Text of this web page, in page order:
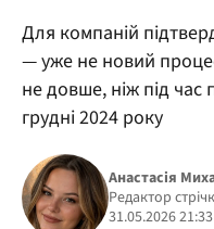
Політика
Для компаній
— уже не новий
не довше, ніж під час
грудні 2024 року
Анастасія
Редактор
31.05.2026 21:33